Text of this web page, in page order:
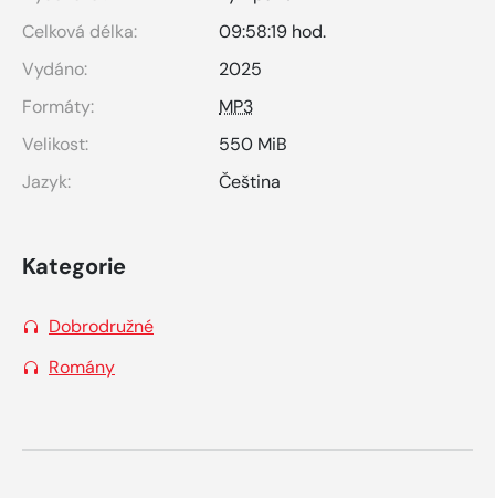
Celková délka:
09:58:19 hod.
Vydáno:
2025
Formáty:
MP3
Velikost:
550 MiB
Jazyk:
Čeština
Kategorie
Dobrodružné
Romány